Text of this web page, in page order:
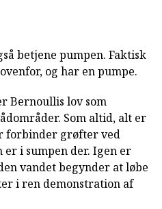
betjene pumpen. Faktisk
og har en pumpe.
Bernoullis lov som
Som altid, alt er
forbinder grøfter ved
i sumpen der. Igen er
vandet begynder at løbe
i ren demonstration af